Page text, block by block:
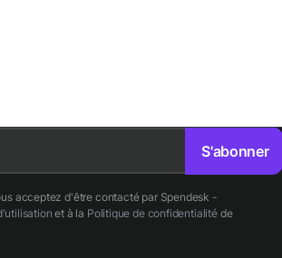
acceptez d'être contacté par Spendesk -
et à la Politique de confidentialitéde
S'abonner